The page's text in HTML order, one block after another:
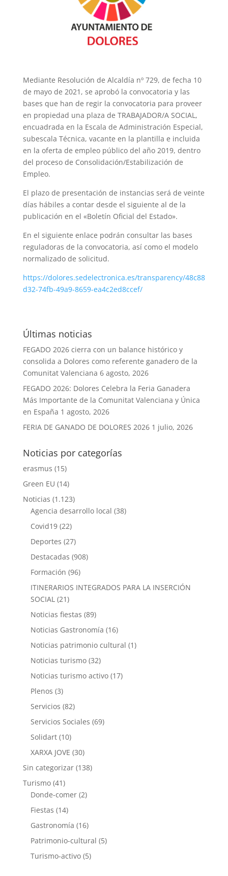
Mediante Resolución de Alcaldía nº 729, de fecha 10
de mayo de 2021, se aprobó la convocatoria y las
bases que han de regir la convocatoria para proveer
en propiedad una plaza de TRABAJADOR/A SOCIAL,
encuadrada en la Escala de Administración Especial,
subescala Técnica, vacante en la plantilla e incluida
en la oferta de empleo público del año 2019, dentro
del proceso de Consolidación/Estabilización de
Empleo.
El plazo de presentación de instancias será de veinte
días hábiles a contar desde el siguiente al de la
publicación en el «Boletín Oficial del Estado».
En el siguiente enlace podrán consultar las bases
reguladoras de la convocatoria, así como el modelo
normalizado de solicitud.
https://dolores.sedelectronica.es/transparency/48c88
d32-74fb-49a9-8659-ea4c2ed8ccef/
Últimas noticias
FEGADO 2026 cierra con un balance histórico y
consolida a Dolores como referente ganadero de la
Comunitat Valenciana 6 agosto, 2026
FEGADO 2026: Dolores Celebra la Feria Ganadera
Más Importante de la Comunitat Valenciana y Única
en España 1 agosto, 2026
FERIA DE GANADO DE DOLORES 2026 1 julio, 2026
Noticias por categorías
erasmus (15)
Green EU (14)
Noticias (1.123)
Agencia desarrollo local (38)
Covid19(22)
Deportes (27)
Destacadas (908)
Formación (96)
ITINERARIOS INTEGRADOS PARA LA INSERCIÓN
SOCIAL(21)
Noticias fiestas (89)
Noticias Gastronomía (16)
Noticias patrimonio cultural (1)
Noticias turismo(32)
Noticias turismo activo(17)
Plenos (3)
Servicios (82)
Servicios Sociales (69)
Solidart(10)
XARXA JOVE (30)
Sin categorizar(138)
Turismo(41)
Donde-comer(2)
Fiestas (14)
Gastronomía (16)
Patrimonio-cultural (5)
Turismo-activo(5)